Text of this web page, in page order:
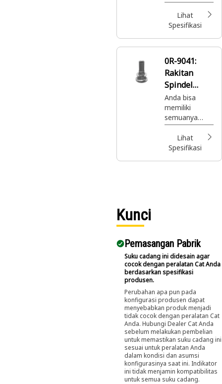
Lihat
Spesifikasi
0R-9041:
Rakitan
Spindel
Belakang
Anda bisa
memiliki
semuanya
dengan Cat
Reman. Suku
cadang Cat®
dengan harga
sangat murah.
Lihat
Spesifikasi
Kunci
Pemasangan Pabrik
Suku cadang ini didesain agar
cocok dengan peralatan Cat Anda
berdasarkan spesifikasi
produsen.
Perubahan apa pun pada
konfigurasi produsen dapat
menyebabkan produk menjadi
tidak cocok dengan peralatan Cat
Anda. Hubungi Dealer Cat Anda
sebelum melakukan pembelian
untuk memastikan suku cadang ini
sesuai untuk peralatan Anda
dalam kondisi dan asumsi
konfigurasinya saat ini. Indikator
ini tidak menjamin kompatibilitas
untuk semua suku cadang.